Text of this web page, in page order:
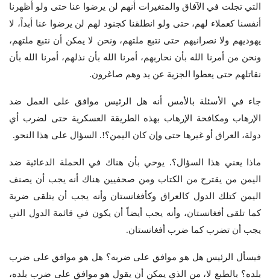
التي تجلت في الآفاق والمتغيرات أنهم لن يرضوا عنا حتى ولو أظهرنا
أنفسنا كعملاء لهم، حتى ولو انطلقنا كجنود لهم لن يرضوا عنا أبداً، لا
يهوديهم ولا نصرانيهم حتى نتبع ملتهم، ونحن لا يمكن أن نتبع ملتهم،
ونحن من أمرنا الله بأن نحاربهم، أمرنا الله بأن نذلهم، أمرنا الله بأن
نقاتلهم حتى يعطوا الجزية عن يد وهم صاغرون.
جاء في الأسئلة بالأمس أنه هل الرئيس موافق على العمل ضد
الإرهاب ومكافحة الإرهاب بهذه الطريقة العسكرية حتى لضرب أي
دولة، العراق أو غيرها حتى وإن كان اليمن؟!. السؤال على هذا النحو.
ماذا يعني هذا السؤال؟. يوحي بأن هناك في الحملة الدعائية ضد
اليمن من يقترح من الكتاب ومن صحفيين هناك أنه يجب أن يصنف
اليمن كتلك الدول كالعراق وكأفغانستان وأنه يجب أن يتلقى ضربة
كما تلقى أفغانستان، وأنه يجب أيضاً أن يكون في قائمة الدول التي
يجب أن تضرب كما ضرب أفغانستان.
فيسأل الرئيس هل هو موافق على ضربه؟ هل هو موافق على ضرب
بلده؟ بالطبع لا، من الذي يمكن أن يقول هو موافق على ضرب بلده،